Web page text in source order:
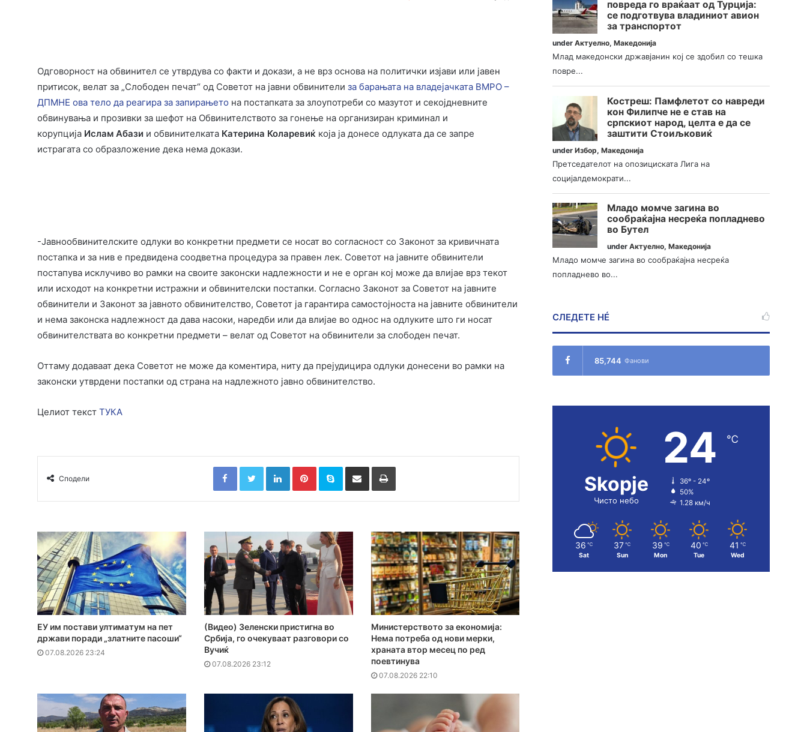
Одговорност на обвинител се утврдува со факти и докази, а не врз основа на политички изјави или јавен
притисок, велат за „Слободен печат“ од Советот на јавни обвинители за барањата на владејачката ВМРО –
ДПМНЕ ова тело да реагира за запирањето на постапката за злоупотреби со мазутот и секојдневните
обвинувања и прозивки за шефот на Обвинителството за гонење на организиран криминал и
корупција Ислам Абази и обвинителката Катерина Коларевиќ која ја донесе одлуката да се запре
истрагата со образложение дека нема докази.
-Јавнообвинителските одлуки во конкретни предмети се носат во согласност со Законот за кривичната
постапка и за нив е предвидена соодветна процедура за правен лек. Советот на јавните обвинители
постапува исклучиво во рамки на своите законски надлежности и не е орган кој може да влијае врз текот
или исходот на конкретни истражни и обвинителски постапки. Согласно Законот за Советот на јавните
обвинители и Законот за јавното обвинителство, Советот ја гарантира самостојноста на јавните обвинители
и нема законска надлежност да дава насоки, наредби или да влијае во однос на одлуките што ги носат
обвинителствата во конкретни предмети – велат од Советот на обвинители за слободен печат.
Оттаму додаваат дека Советот не може да коментира, ниту да прејудицира одлуки донесени во рамки на
законски утврдени постапки од страна на надлежното јавно обвинителство.
Целиот текст ТУКА
Сподели
FacebookTwitterLinkedInPinterestSkype Сподели преку Е-маил Испринтај
ЕУ им постави ултиматум на пет
држави поради „златните пасоши“
07.08.2026 23:24
(Видео) Зеленски пристигна во
Србија, го очекуваат разговори со
Вучиќ
07.08.2026 23:12
Министерството за економија:
Нема потреба од нови мерки,
храната втор месец по ред
поевтинува
07.08.2026 22:10
повреда го враќаат од Турција:
се подготвува владиниот авион
за транспортот
underАктуелно,Македонија
Млад македонски државјанин кој се здобил со тешка
повре...
Костреш: Памфлетот со навреди
кон Филипче не е став на
српскиот народ, целта е да се
заштити Стоиљковиќ
underИзбор,Македонија
Претседателот на опозициската Лига на
социјалдемократи...
Младо момче загина во
сообраќајна несреќа попладнево
во Бутел
underАктуелно,Македонија
Младо момче загина во сообраќајна несреќа
попладнево во...
СЛЕДЕТЕ НÉ
85,744 Фанови
Skopje
Чисто небо
24 ℃
36º - 24º
50%
1.28 км/ч
36 ℃
Sat
37 ℃
Sun
39 ℃
Mon
40 ℃
Tue
41 ℃
Wed